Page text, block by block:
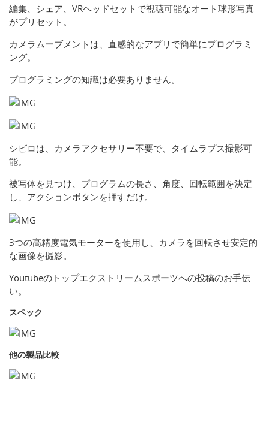
編集、シェア、VRヘッドセットで視聴可能なオート球形写真
がプリセット。
カメラムーブメントは、直感的なアプリで簡単にプログラミ
ング。
プログラミングの知識は必要ありません。
シビロは、カメラアクセサリー不要で、タイムラプス撮影可
能。
被写体を見つけ、プログラムの長さ、角度、回転範囲を決定
し、アクションボタンを押すだけ。
3つの高精度電気モーターを使用し、カメラを回転させ安定的
な画像を撮影。
Youtubeのトップエクストリームスポーツへの投稿のお手伝
い。
スペック
他の製品比較